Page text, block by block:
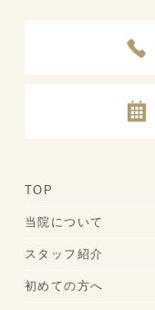
TOP
当院について
スタッフ紹介
初めての方へ